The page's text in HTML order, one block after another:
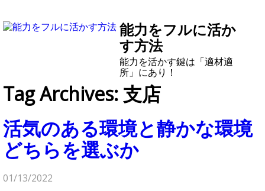
能力をフルに活か
す方法
能力を活かす鍵は「適材適
所」にあり！
Tag Archives: 支店
活気のある環境と静かな環境
どちらを選ぶか
01/13/2022